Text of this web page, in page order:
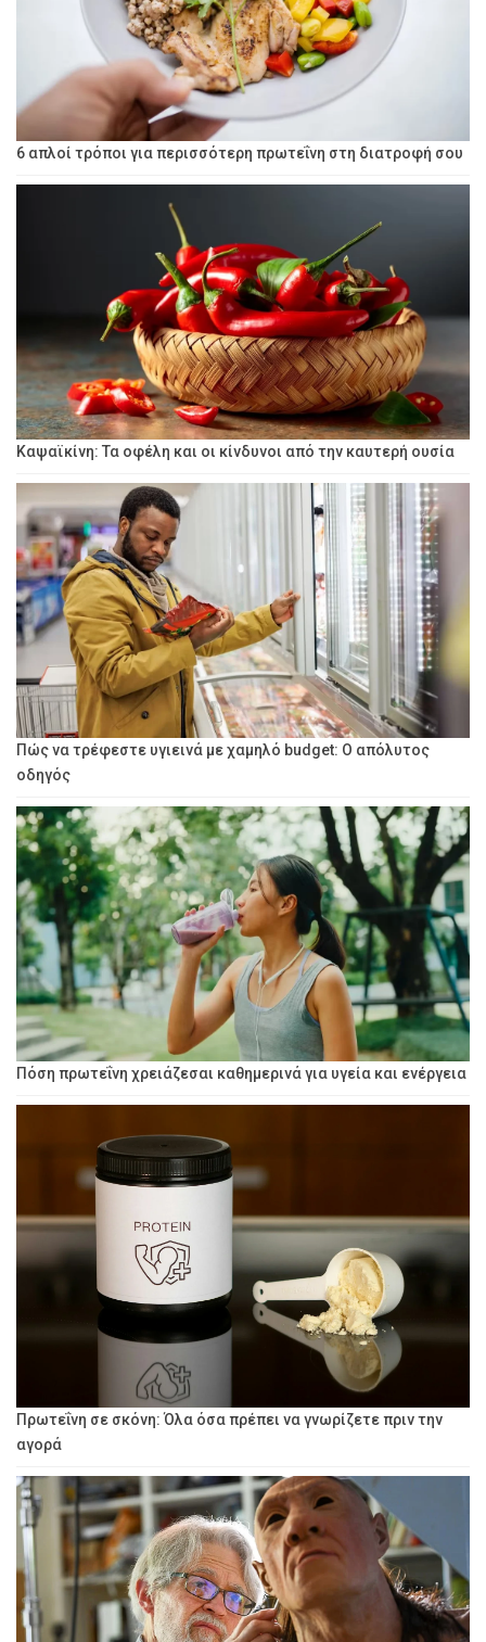
6 απλοί τρόποι για περισσότερη πρωτεΐνη στη διατροφή σου
Καψαϊκίνη: Τα οφέλη και οι κίνδυνοι από την καυτερή ουσία
Πώς να τρέφεστε υγιεινά με χαμηλό budget: Ο απόλυτος
οδηγός
Πόση πρωτεΐνη χρειάζεσαι καθημερινά για υγεία και ενέργεια
Πρωτεΐνη σε σκόνη: Όλα όσα πρέπει να γνωρίζετε πριν την
αγορά